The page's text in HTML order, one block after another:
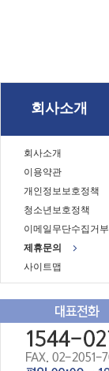
회사소개
회사소개
이용약관
개인정보보호정책
청소년보호정책
이메일무단수집거부
제휴문의
사이트맵